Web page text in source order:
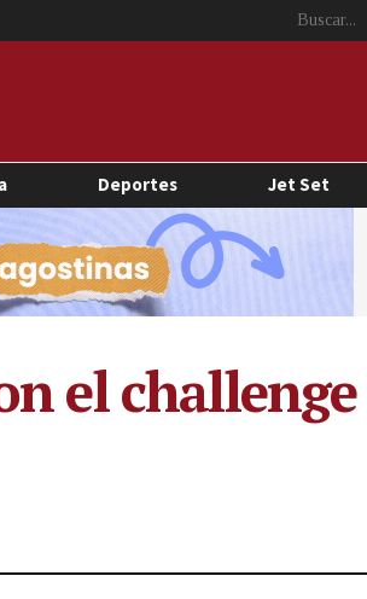
Deportes Jet Set
el